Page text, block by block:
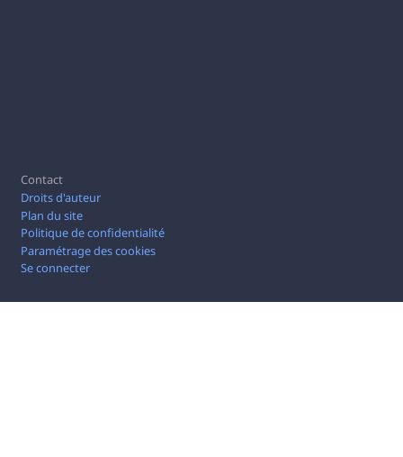
Pied de page
Contact
Droits d'auteur
Plan du site
Politique de confidentialité
Paramétrage des cookies
Se connecter